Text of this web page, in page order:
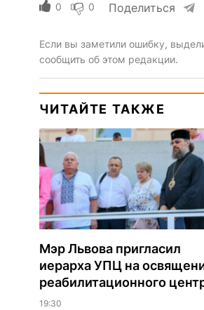
0 0 Поделиться
Если вы заметили ошибку,
сообщить об этом редакции.
ЧИТАЙТЕ ТАКЖЕ
Мэр Львова пригласил
иерарха УПЦ на
реабилитационного
19:30